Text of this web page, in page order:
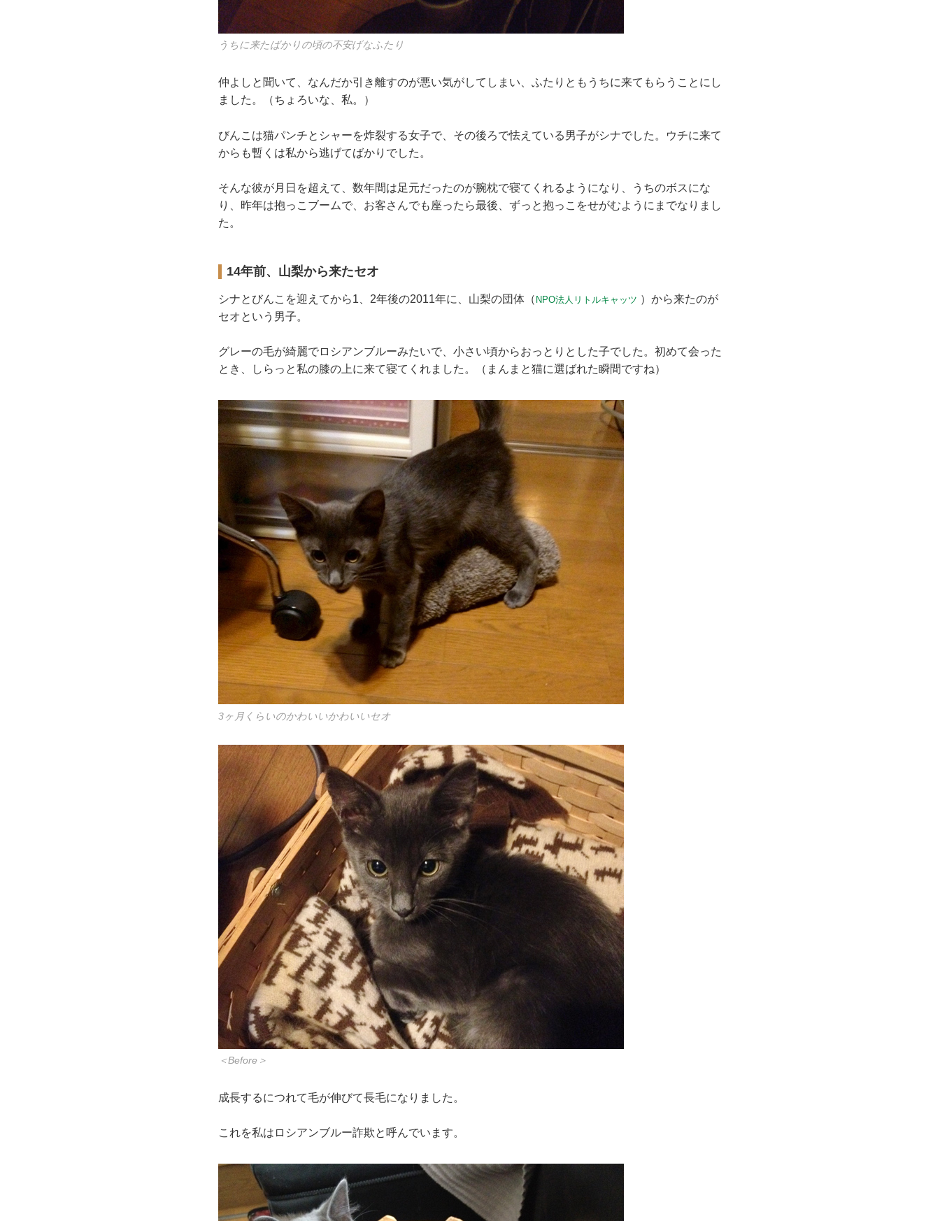
うちに来たばかりの頃の不安げなふたり
仲よしと聞いて、なんだか引き離すのが悪い気がしてしまい、ふたりともうちに来てもらうことにし
ました。（ちょろいな、私。）
びんこは猫パンチとシャーを炸裂する女子で、その後ろで怯えている男子がシナでした。ウチに来て
からも暫くは私から逃げてばかりでした。
そんな彼が月日を超えて、数年間は足元だったのが腕枕で寝てくれるようになり、うちのボスにな
り、昨年は抱っこブームで、お客さんでも座ったら最後、ずっと抱っこをせがむようにまでなりまし
た。
14年前、山梨から来たセオ
シナとびんこを迎えてから1、2年後の2011年に、山梨の団体（ NPO法人リトルキャッツ ）から来たのが
セオという男子。
グレーの毛が綺麗でロシアンブルーみたいで、小さい頃からおっとりとした子でした。初めて会った
とき、しらっと私の膝の上に来て寝てくれました。（まんまと猫に選ばれた瞬間ですね）
3ヶ月くらいのかわいいかわいいセオ
＜Before＞
成長するにつれて毛が伸びて長毛になりました。
これを私はロシアンブルー詐欺と呼んでいます。